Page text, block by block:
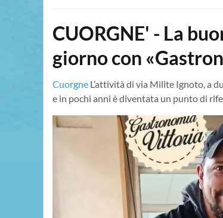
CUORGNE' - La
giorno con
Cuorgne L’attività di via Milite Ignoto, a
e in pochi anni è diventata un punto di